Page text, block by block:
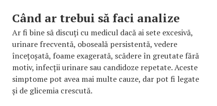
Când ar trebui să faci analize
Ar fi bine să discuți cu medicul dacă ai sete excesivă,
urinare frecventă, oboseală persistentă, vedere
încețoșată, foame exagerată, scădere în greutate fără
motiv, infecții urinare sau candidoze repetate. Aceste
simptome pot avea mai multe cauze, dar pot fi legate
și de glicemia crescută.